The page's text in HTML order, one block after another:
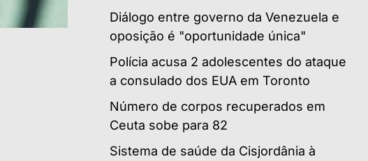
Diálogo entre governo da Venezuela e
oposição é "oportunidade única"
Polícia acusa 2 adolescentes do ataque
a consulado dos EUA em Toronto
Número de corpos recuperados em
Ceuta sobe para 82
Sistema de saúde da Cisjordânia à